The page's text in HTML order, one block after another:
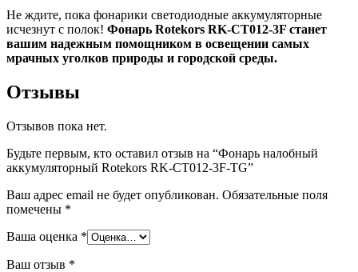
Не ждите, пока фонарики светодиодные аккумуляторные
исчезнут с полок! Фонарь Rotekors RK-CT012-3F станет
вашим надежным помощником в освещении самых
мрачных уголков природы и городской среды.
Отзывы
Отзывов пока нет.
Будьте первым, кто оставил отзыв на “Фонарь налобный
аккумуляторный Rotekors RK-CT012-3F-TG”
Ваш адрес email не будет опубликован. Обязательные поля
помечены *
Ваша оценка *
Ваш отзыв *